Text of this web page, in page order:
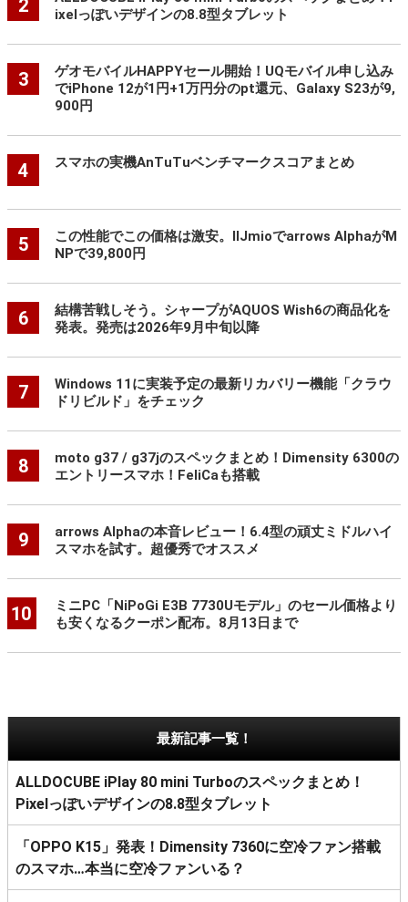
2
ixelっぽいデザインの8.8型タブレット
3
ゲオモバイルHAPPYセール開始！UQモバイル申し込み
でiPhone 12が1円+1万円分のpt還元、Galaxy S23が9,
900円
4 スマホの実機AnTuTuベンチマークスコアまとめ
5
この性能でこの価格は激安。IIJmioでarrows AlphaがM
NPで39,800円
6
結構苦戦しそう。シャープがAQUOS Wish6の商品化を
発表。発売は2026年9月中旬以降
7
Windows 11に実装予定の最新リカバリー機能「クラウ
ドリビルド」をチェック
8
moto g37 / g37jのスペックまとめ！Dimensity 6300の
エントリースマホ！FeliCaも搭載
9
arrows Alphaの本音レビュー！6.4型の頑丈ミドルハイ
スマホを試す。超優秀でオススメ
10
ミニPC「NiPoGi E3B 7730Uモデル」のセール価格より
も安くなるクーポン配布。8月13日まで
最新記事一覧！
ALLDOCUBE iPlay 80 mini Turboのスペックまとめ！
Pixelっぽいデザインの8.8型タブレット
「OPPO K15」発表！Dimensity 7360に空冷ファン搭載
のスマホ…本当に空冷ファンいる？